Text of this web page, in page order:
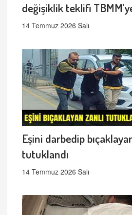
değişiklik teklifi
14 Temmuz 2026 Salı
Eşini darbedip
tutuklandı
14 Temmuz 2026 Salı